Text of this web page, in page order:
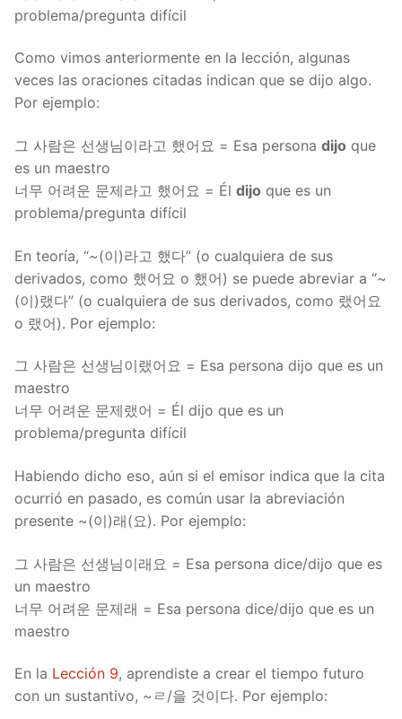
problema/pregunta difícil
Como vimos anteriormente en la lección, algunas
veces las oraciones citadas indican que se dijo algo.
Por ejemplo:
그 사람은 선생님이라고 했어요 = Esa persona dijo que
es un maestro
너무 어려운 문제라고 했어요 = Él dijo que es un
problema/pregunta difícil
En teoría, “~(이)라고 했다” (o cualquiera de sus
derivados, como 했어요 o 했어) se puede abreviar a “~
(이)랬다” (o cualquiera de sus derivados, como 랬어요
o 랬어). Por ejemplo:
그 사람은 선생님이랬어요 = Esa persona dijo que es un
maestro
너무 어려운 문제랬어 = Él dijo que es un
problema/pregunta difícil
Habiendo dicho eso, aún si el emisor indica que la cita
ocurrió en pasado, es común usar la abreviación
presente ~(이)래(요). Por ejemplo:
그 사람은 선생님이래요 = Esa persona dice/dijo que es
un maestro
너무 어려운 문제래 = Esa persona dice/dijo que es un
maestro
En la Lección 9, aprendiste a crear el tiempo futuro
con un sustantivo, ~ㄹ/을 것이다. Por ejemplo: